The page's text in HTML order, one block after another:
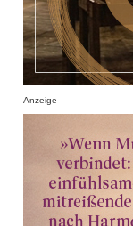
Anzeige